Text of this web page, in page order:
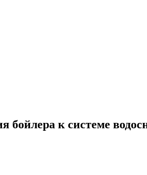
бойлера к системе